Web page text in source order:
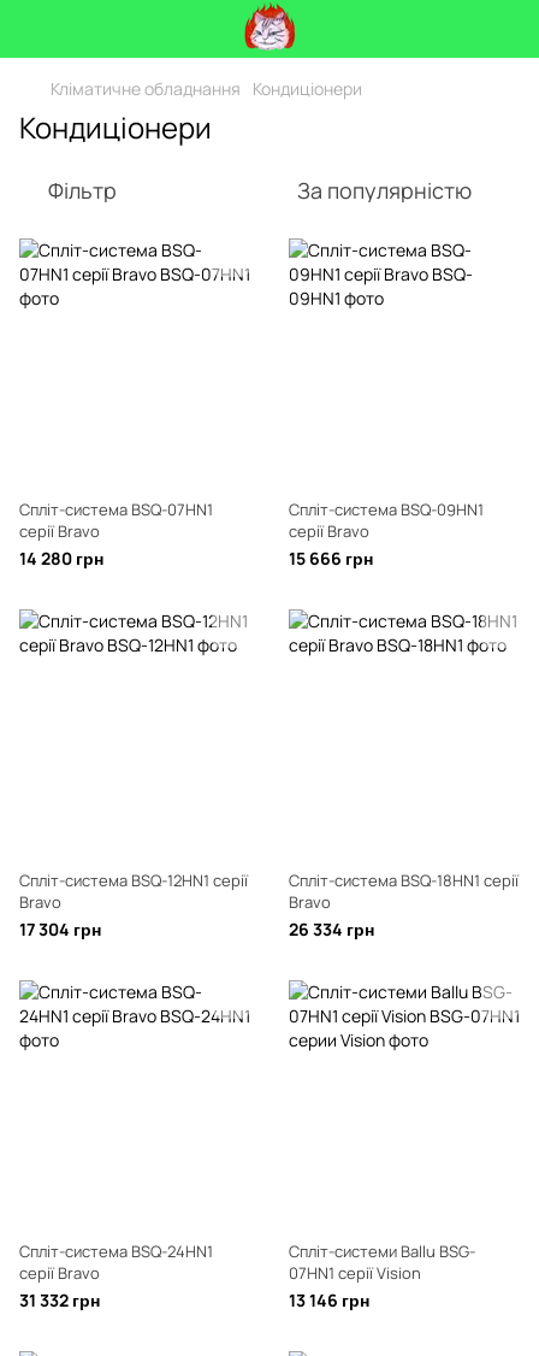
Кліматичне обладнання Кондиціонери
Кондиціонери
Фільтр За популярністю
Спліт-система BSQ-07HN1
серії Bravo
14 280 грн
Спліт-система BSQ-09HN1
серії Bravo
15 666 грн
Спліт-система BSQ-12HN1 серії
Bravo
17 304 грн
Спліт-система BSQ-18HN1 серії
Bravo
26 334 грн
Спліт-система BSQ-24HN1
серії Bravo
31 332 грн
Спліт-системи Ballu BSG-
07HN1 серії Vision
13 146 грн